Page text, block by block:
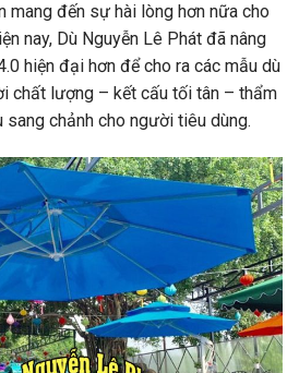
mang đến sự hài lòng hơn nữa cho
nay, Dù Nguyễn Lê Phát đã nâng
hiện đại hơn để cho ra các mẫu dù
chất lượng – kết cấu tối tân – thẩm
sang chảnh cho người tiêu dùng.